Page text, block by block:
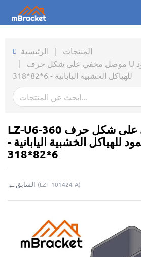
المنتجات
من نحن
التحميلات
استفساراتي
الرئيسية | المنتجات
| موصل مخفي على شكل حرف U بين العارضة والعمود
للهياكل الخشبية اليابانية - 6*82*318
LZ-U6-360 موصل مخفي على شكل حرف U
للهياكل الخشبية اليابانية -
6*82*318
← السابق (LZT-101424-A)